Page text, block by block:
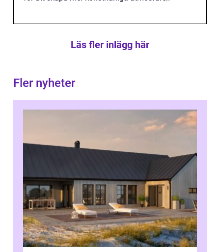
Läs fler inlägg här
Fler nyheter